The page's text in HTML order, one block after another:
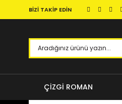
BİZİ TAKİP EDİN
ÇİZGİ ROMAN